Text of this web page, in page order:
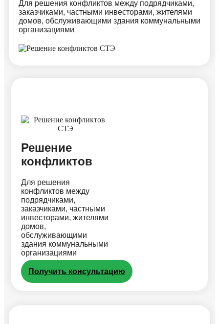
Для решения конфликтов между подрядчиками,
заказчиками, частными инвесторами, жителями
домов, обслуживающими здания коммунальными
организациями
Решение
конфликтов
Для решения
конфликтов между
подрядчиками,
заказчиками, частными
инвесторами, жителями
домов,
обслуживающими
здания коммунальными
организациями
Получить консультацию